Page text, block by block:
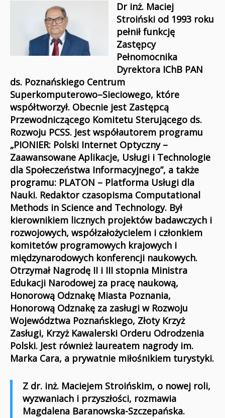
Dr inż. Maciej
Stroiński od 1993 roku
pełnił funkcję
Zastępcy
Pełnomocnika
Dyrektora IChB PAN
ds. Poznańskiego Centrum
Superkomputerowo–Sieciowego, które
współtworzył. Obecnie jest Zastępcą
Przewodniczącego Komitetu Sterującego ds.
Rozwoju PCSS. Jest współautorem programu
„PIONIER: Polski Internet Optyczny –
Zaawansowane Aplikacje, Usługi i Technologie
dla Społeczeństwa Informacyjnego”, a także
programu: PLATON – Platforma Usługi dla
Nauki. Redaktor czasopisma Computational
Methods in Science and Technology. Był
kierownikiem licznych projektów badawczych i
rozwojowych, współzałożycielem i członkiem
komitetów programowych krajowych i
międzynarodowych konferencji naukowych.
Otrzymał Nagrodę II i III stopnia Ministra
Edukacji Narodowej za pracę naukową,
Honorową Odznakę Miasta Poznania,
Honorową Odznakę za zasługi w Rozwoju
Województwa Poznańskiego, Złoty Krzyż
Zasługi, Krzyż Kawalerski Orderu Odrodzenia
Polski. Jest również laureatem nagrody im.
Marka Cara, a prywatnie miłośnikiem turystyki.
Z dr. inż. Maciejem Stroińskim, o nowej roli,
wyzwaniach i przyszłości, rozmawia
Magdalena Baranowska-Szczepańska.